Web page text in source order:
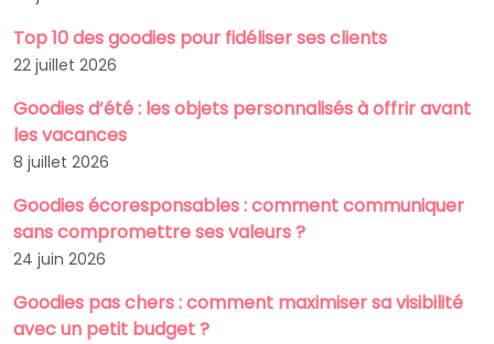
Top 10 des goodies pour fidéliser ses clients
22 juillet 2026
Goodies d’été : les objets personnalisés à offrir avant
les vacances
8 juillet 2026
Goodies écoresponsables : comment communiquer
sans compromettre ses valeurs ?
24 juin 2026
Goodies pas chers : comment maximiser sa visibilité
avec un petit budget ?